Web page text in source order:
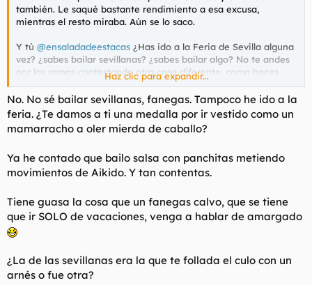
e
m
también. Le saqué bastante rendimiento a esa excusa,
mientras el resto miraba. Aún se lo saco.
Y tú @ensaladadeestacas ¿Has ido a la Feria de Sevilla alguna
vez? ¿sabes bailar sevillanas? ¿sabes bailar algo? No te andes
por las ramas contestando otra cosa diferente, como haces
siempre. Tengo curiosidad por saber si eres un triste amargado
o hay algo de alegría en tu vida.
Haz clic para expandir...
No. No sé bailar sevillanas, fanegas. Tampoco he ido a la
feria. ¿Te damos a ti una medalla por ir vestido como un
mamarracho a oler mierda de caballo?
Ya he contado que bailo salsa con panchitas metiendo
movimientos de Aikido. Y tan contentas.
Tiene guasa la cosa que un fanegas calvo, que se tiene
que ir SOLO de vacaciones, venga a hablar de amargado
¿La de las sevillanas era la que te follada el culo con un
arnés o fue otra?